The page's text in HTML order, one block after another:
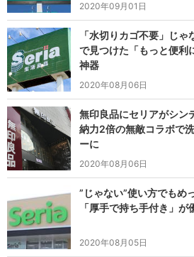
2020年09月01日
「水切りカゴ不要」じ
で見つけた「もっと便利
神器
2020年08月06日
無印良品にセリアがシン
納力2倍の無敵コラボで
ーに
2020年08月06日
”じゃない”使い方でもめ
「厚手で持ち手付き」
2020年08月05日